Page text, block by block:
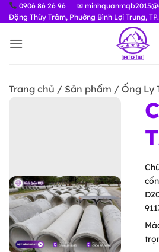
Bỏ
qua
dung
0906 86 26 96 ✉
Đặng Thùy Trâm, Phường Bình Lợi Trung,
Trang chủ / Sản phẩm / Ống Ly